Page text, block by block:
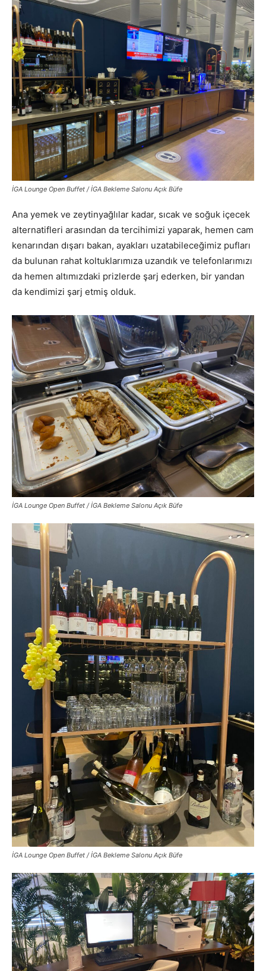
İGA Lounge Open Buffet / İGA Bekleme Salonu Açık Büfe
Ana yemek ve zeytinyağlılar kadar, sıcak ve soğuk içecek
alternatifleri arasından da tercihimizi yaparak, hemen cam
kenarından dışarı bakan, ayakları uzatabileceğimiz pufları
da bulunan rahat koltuklarımıza uzandık ve telefonlarımızı
da hemen altımızdaki prizlerde şarj ederken, bir yandan
da kendimizi şarj etmiş olduk.
İGA Lounge Open Buffet / İGA Bekleme Salonu Açık Büfe
İGA Lounge Open Buffet / İGA Bekleme Salonu Açık Büfe